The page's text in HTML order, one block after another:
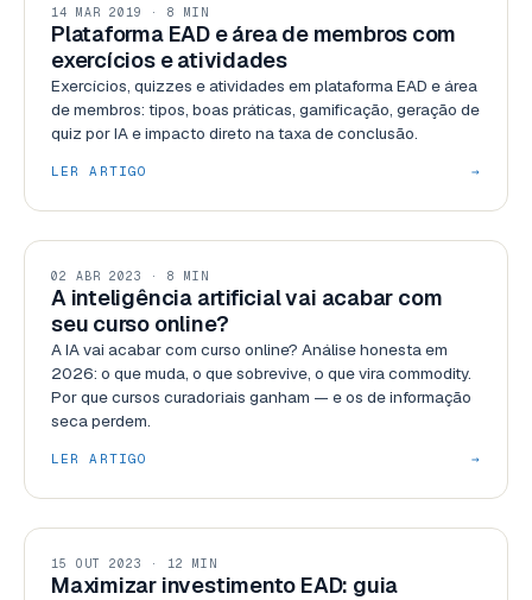
USABILIDADE
14 MAR 2019 · 8 MIN
Plataforma EAD e área de membros com
exercícios e atividades
Exercícios, quizzes e atividades em plataforma EAD e área
de membros: tipos, boas práticas, gamificação, geração de
quiz por IA e impacto direto na taxa de conclusão.
LER ARTIGO →
TENDÊNCIAS
02 ABR 2023 · 8 MIN
A inteligência artificial vai acabar com
seu curso online?
A IA vai acabar com curso online? Análise honesta em
2026: o que muda, o que sobrevive, o que vira commodity.
Por que cursos curadoriais ganham — e os de informação
seca perdem.
LER ARTIGO →
GESTÃO
15 OUT 2023 · 12 MIN
Maximizar investimento EAD: guia